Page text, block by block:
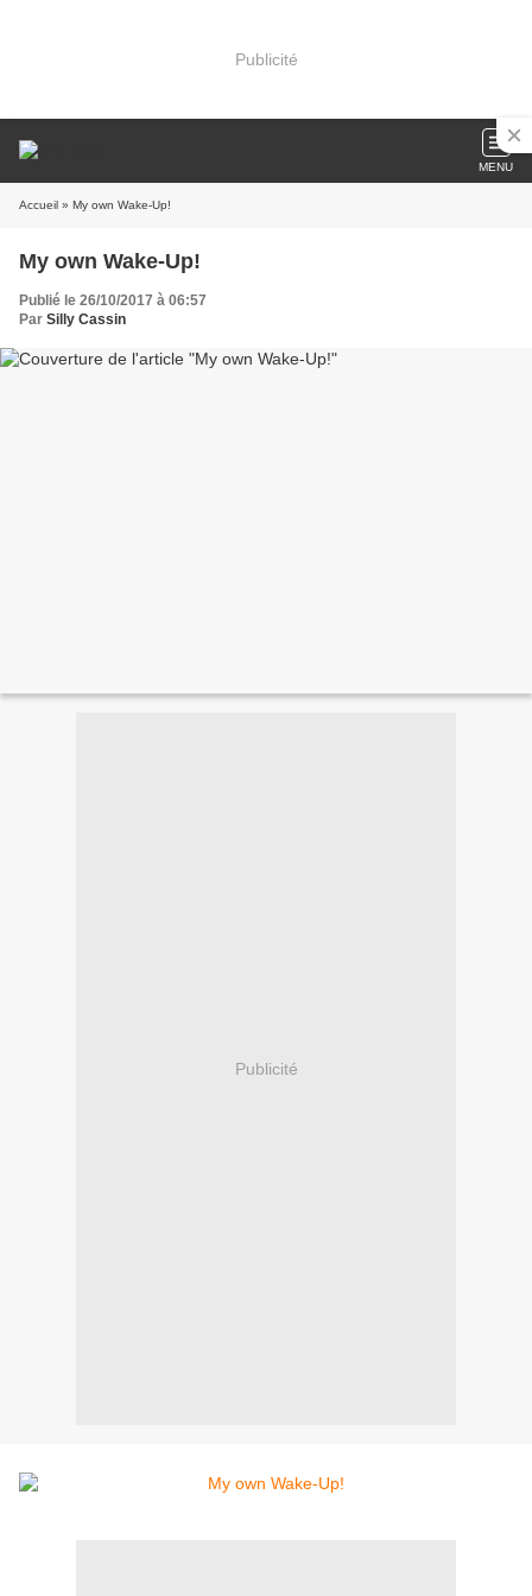
Publicité
MENU
Accueil » My own Wake-Up!
My own Wake-Up!
Publié le 26/10/2017 à 06:57
Par Silly Cassin
Publicité